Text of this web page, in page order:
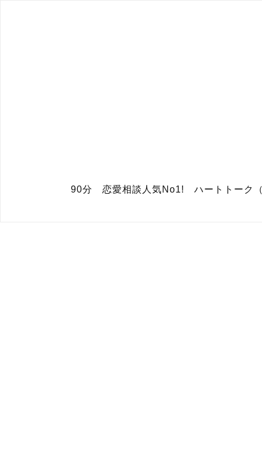
90分 恋愛相談人気No1! ハートトーク（